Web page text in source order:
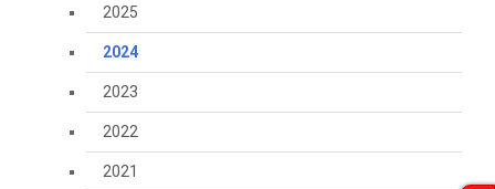
2025
2024
2023
2022
2021